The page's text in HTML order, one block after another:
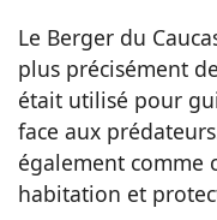
Le Berger du
plus précisément
était utilisé pour
face aux
également comme
habitation et